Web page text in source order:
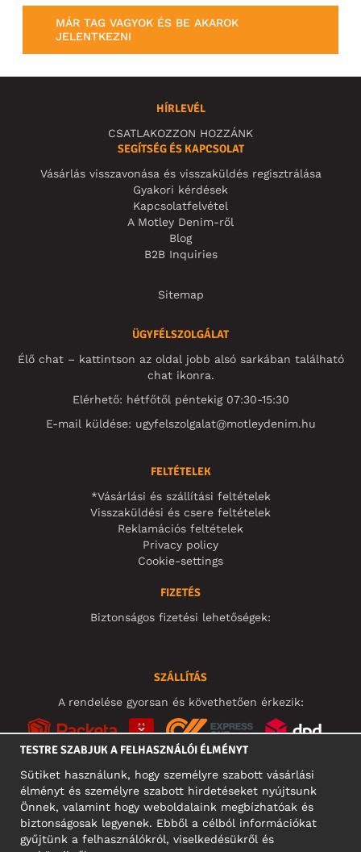
MÁR TAG VAGYOK ÉS BE AKAROK
JELENTKEZNI
HÍRLEVÉL
CSATLAKOZZON HOZZÁNK
SEGÍTSÉG ÉS KAPCSOLAT
Vásárlás visszavonása és visszaküldés regisztrálása
Gyakori kérdések
Kapcsolatfelvétel
A Motley Denim-ről
Blog
B2B Inquiries
Sitemap
ÜGYFÉLSZOLGÁLAT
Élő chat – kattintson az oldal jobb alsó sarkában található
chat ikonra.
Elérhető: hétfőtől péntekig 07:30-15:30
E-mail küldése: ugyfelszolgalat@motleydenim.hu
FELTÉTELEK
*Vásárlási és szállítási feltételek
Visszaküldési és csere feltételek
Reklamációs feltételek
Privacy policy
Cookie-settings
FIZETÉS
Biztonságos fizetési lehetőségek:
SZÁLLÍTÁS
A rendelése gyorsan és követhetően érkezik:
KÖZÖSSÉGI MÉDIA
TESTRE SZABJUK A FELHASZNÁLÓI ÉLMÉNYT
Sütiket használunk, hogy személyre szabott vásárlási
élményt és személyre szabott hirdetéseket nyújtsunk
Önnek, valamint hogy weboldalaink megbízhatóak és
biztonságosak legyenek. Ebből a célból információkat
gyűjtünk a felhasználókról, viselkedésükről és